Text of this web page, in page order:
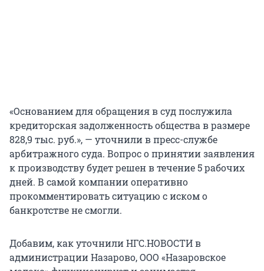
«Основанием для обращения в суд послужила
кредиторская задолженность общества в размере
828,9 тыс. руб.», — уточнили в пресс-службе
арбитражного суда. Вопрос о принятии заявления
к производству будет решен в течение 5 рабочих
дней. В самой компании оперативно
прокомментировать ситуацию с иском о
банкротстве не смогли.
Добавим, как уточнили НГС.НОВОСТИ в
администрации Назарово, ООО «Назаровское